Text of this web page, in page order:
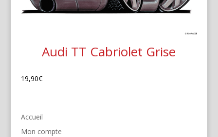
Audi TT Cabriolet Grise
19,90€
Accueil
Mon compte